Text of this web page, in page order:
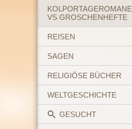
KOLPORTAGEROMANE
VS GROSCHENHEFTE
REISEN
SAGEN
RELIGIÖSE BÜCHER
WELTGESCHICHTE
GESUCHT